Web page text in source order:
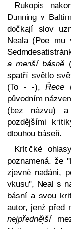
Rukopis
Dunning v
dočkají slov
Neala (Poe mu
a menší básně
spatří světlo
(To - -),Řece
původním
(bez názvu) a
pozdějšími
dlouhou báseň.
Kritičké
poznamená, že
zjevné nadání,
vkusu", Neal s
básní a svou
autor, jenž před
nejpřednější